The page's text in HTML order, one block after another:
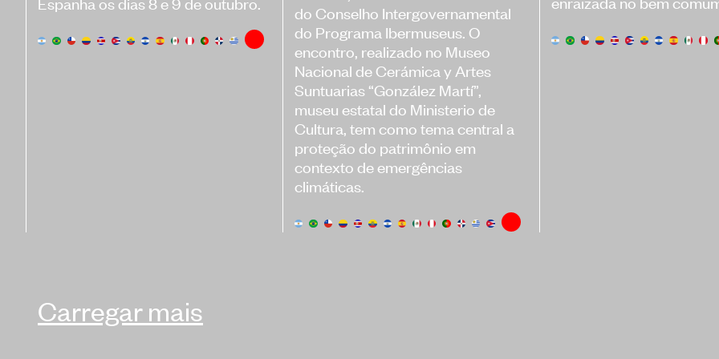
do Conselho Intergovernamental
do Programa Ibermuseus. O
encontro, realizado no Museo
Nacional de Cerámica y Artes
Suntuarias “González Martí”,
museu estatal do Ministerio de
Cultura, tem como tema central a
proteção do patrimônio em
contexto de emergências
climáticas.
Carregar mais